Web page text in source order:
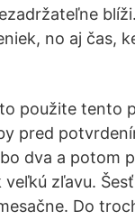
no aj čas,
použite tento
pred
dva a potom
zľavu.
Do